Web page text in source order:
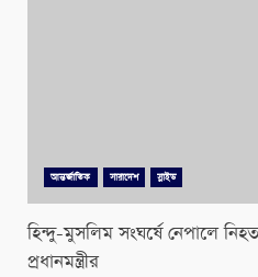
আন্তর্জাতিক সারাদেশ স্লাইড
হিন্দু-মুসলিম সংঘর্ষে নেপালে
প্রধানমন্ত্রীর